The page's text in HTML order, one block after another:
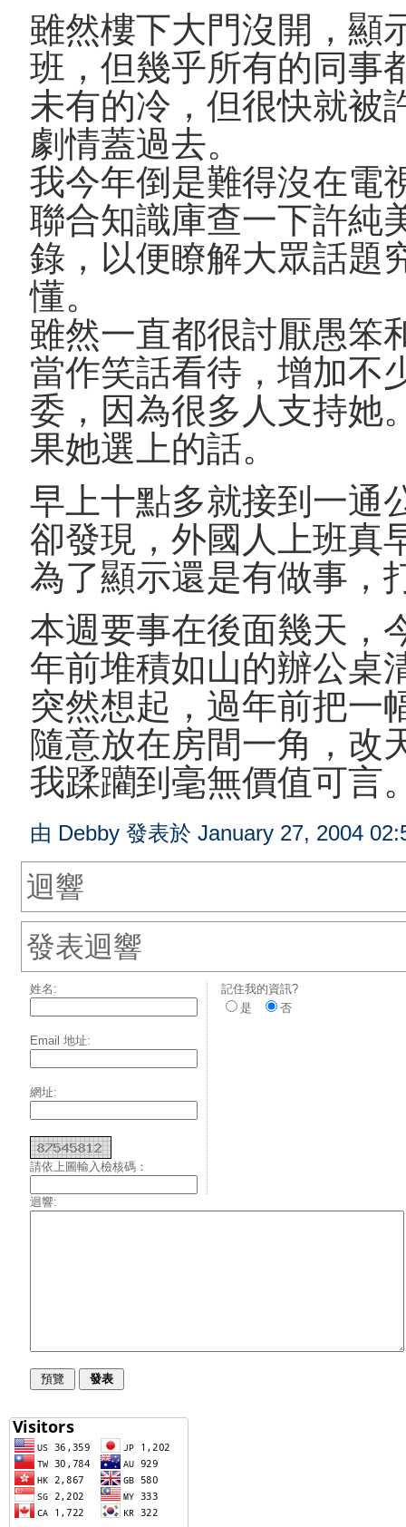
雖然樓下大門沒開，顯
班，但幾乎所有的同事
未有的冷，但很快就被
劇情蓋過去。
我今年倒是難得沒在電
聯合知識庫查一下許純
錄，以便瞭解大眾話題
懂。
雖然一直都很討厭愚笨
當作笑話看待，增加不
委，因為很多人支持她
果她選上的話。
早上十點多就接到一通
卻發現，外國人上班真
為了顯示還是有做事，
本週要事在後面幾天，
年前堆積如山的辦公桌
突然想起，過年前把一
隨意放在房間一角，改
我蹂躪到毫無價值可言
由 Debby 發表於 January 27, 2004
迴響
發表迴響
姓名:
Email 地址:
網址:
請依上圖輸入檢核碼：
記住我的資訊?
是
否
迴響: